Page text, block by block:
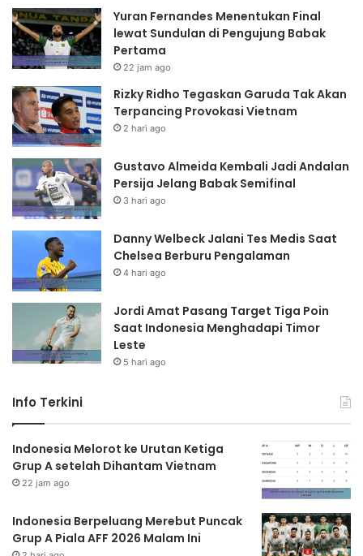
Yuran Fernandes Menentukan Final
lewat Sundulan di Pengujung Babak
Pertama
22 jam ago
Rizky Ridho Tegaskan Garuda Tak Akan
Terpancing Provokasi Vietnam
2 hari ago
Gustavo Almeida Kembali Jadi Andalan
Persija Jelang Babak Semifinal
3 hari ago
Danny Welbeck Jalani Tes Medis Saat
Chelsea Berburu Pengalaman
4 hari ago
Jordi Amat Pasang Target Tiga Poin
Saat Indonesia Menghadapi Timor
Leste
5 hari ago
Info Terkini
Indonesia Melorot ke Urutan Ketiga
Grup A setelah Dihantam Vietnam
22 jam ago
Indonesia Berpeluang Merebut Puncak
Grup A Piala AFF 2026 Malam Ini